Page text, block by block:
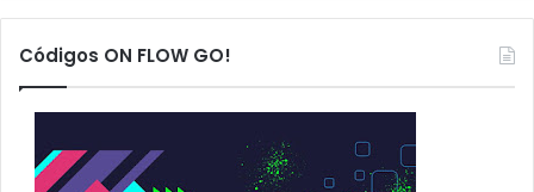
q
s
a
p
Códigos ON FLOW GO!